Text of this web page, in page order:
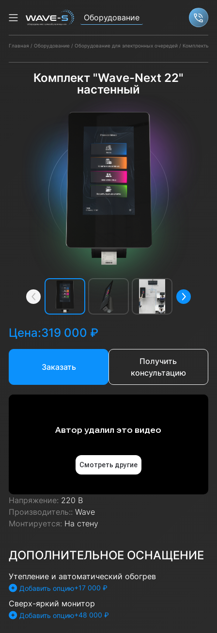
Оборудование
Главная Оборудование Оборудование для электронных очередей Комплекты
Комплект "Wave-Next 22"
настенный
Назад Вперёд
Цена:319 000 ₽
Заказать
Получить
консультацию
Напряжение: 220 В
Производитель::Wave
Монтируется: На стену
ДОПОЛНИТЕЛЬНОЕ ОСНАЩЕНИЕ
Утепление и автоматический обогрев
+17 000 ₽
Добавить опцию
Сверх-яркий монитор
+48 000 ₽
Добавить опцию